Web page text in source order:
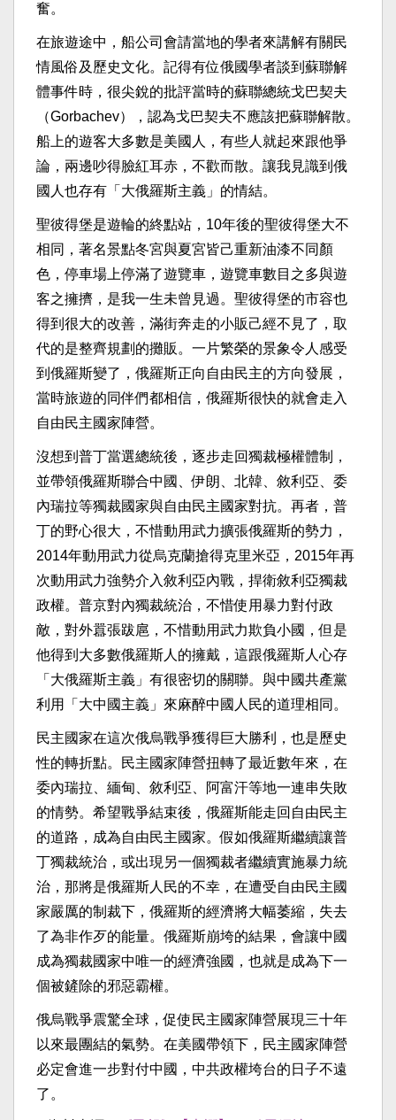
奮。
在旅遊途中，船公司會請當地的學者來講解有關民
情風俗及歷史文化。記得有位俄國學者談到蘇聯解
體事件時，很尖銳的批評當時的蘇聯總統戈巴契夫
（Gorbachev），認為戈巴契夫不應該把蘇聯解散。
船上的遊客大多數是美國人，有些人就起來跟他爭
論，兩邊吵得臉紅耳赤，不歡而散。讓我見識到俄
國人也存有「大俄羅斯主義」的情結。
聖彼得堡是遊輪的終點站，10年後的聖彼得堡大不
相同，著名景點冬宮與夏宮皆己重新油漆不同顏
色，停車場上停滿了遊覽車，遊覽車數目之多與遊
客之擁擠，是我一生未曾見過。聖彼得堡的市容也
得到很大的改善，滿街奔走的小販己經不見了，取
代的是整齊規劃的攤販。一片繁榮的景象令人感受
到俄羅斯變了，俄羅斯正向自由民主的方向發展，
當時旅遊的同伴們都相信，俄羅斯很快的就會走入
自由民主國家陣營。
沒想到普丁當選總統後，逐步走回獨裁極權體制，
並帶領俄羅斯聯合中國、伊朗、北韓、敘利亞、委
內瑞拉等獨裁國家與自由民主國家對抗。再者，普
丁的野心很大，不惜動用武力擴張俄羅斯的勢力，
2014年動用武力從烏克蘭搶得克里米亞，2015年再
次動用武力強勢介入敘利亞內戰，捍衛敘利亞獨裁
政權。普京對內獨裁統治，不惜使用暴力對付政
敵，對外囂張跋扈，不惜動用武力欺負小國，但是
他得到大多數俄羅斯人的擁戴，這跟俄羅斯人心存
「大俄羅斯主義」有很密切的關聯。與中國共產黨
利用「大中國主義」來麻醉中國人民的道理相同。
民主國家在這次俄烏戰爭獲得巨大勝利，也是歷史
性的轉折點。民主國家陣營扭轉了最近數年來，在
委內瑞拉、緬甸、敘利亞、阿富汗等地一連串失敗
的情勢。希望戰爭結束後，俄羅斯能走回自由民主
的道路，成為自由民主國家。假如俄羅斯繼續讓普
丁獨裁統治，或出現另一個獨裁者繼續實施暴力統
治，那將是俄羅斯人民的不幸，在遭受自由民主國
家嚴厲的制裁下，俄羅斯的經濟將大幅萎縮，失去
了為非作歹的能量。俄羅斯崩垮的結果，會讓中國
成為獨裁國家中唯一的經濟強國，也就是成為下一
個被鏟除的邪惡霸權。
俄烏戰爭震驚全球，促使民主國家陣營展現三十年
以來最團結的氣勢。在美國帶領下，民主國家陣營
必定會進一步對付中國，中共政權垮台的日子不遠
了。